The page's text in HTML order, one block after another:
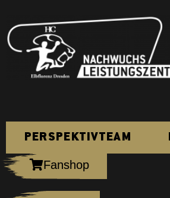
PERSPEKTIVTEAM
Fanshop